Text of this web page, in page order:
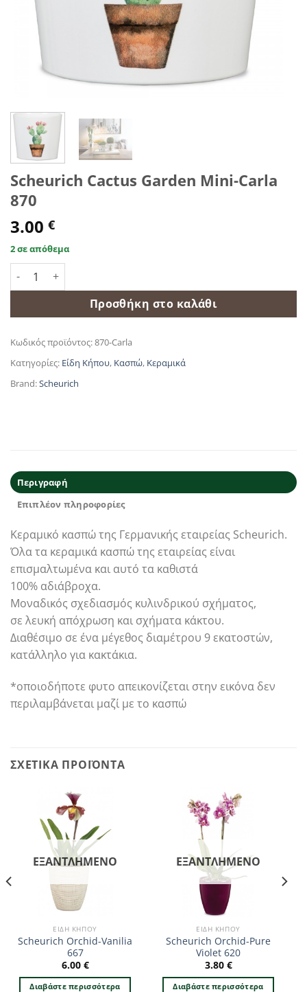
Scheurich Cactus Garden Mini-Carla
870
3.00 €
2 σε απόθεμα
Scheurich Cactus Garden Mini-Carla 870 ποσότητα
Προσθήκη στο καλάθι
Κωδικός προϊόντος:870-Carla
Κατηγορίες: Είδη Κήπου, Κασπώ, Κεραμικά
Brand:Scheurich
Περιγραφή
Επιπλέον πληροφορίες
Κεραμικό κασπώ της Γερμανικής εταιρείας Scheurich.
Όλα τα κεραμικά κασπώ της εταιρείας είναι
επισμαλτωμένα και αυτό τα καθιστά
100% αδιάβροχα.
Μοναδικός σχεδιασμός κυλινδρικού σχήματος,
σε λευκή απόχρωση και σχήματα κάκτου.
Διαθέσιμο σε ένα μέγεθος διαμέτρου 9 εκατοστών,
κατάλληλο για κακτάκια.
*οποιοδήποτε φυτο απεικονίζεται στην εικόνα δεν
περιλαμβάνεται μαζί με το κασπώ
ΣΧΕΤΙΚΆ ΠΡΟΪΌΝΤΑ
ΕΞΑΝΤΛΗΜΈΝΟ
ΕΊΔΗ ΚΉΠΟΥ
Scheurich Orchid-Vanilia
667
6.00 €
Διαβάστε περισσότερα
ΕΞΑΝΤΛΗΜΈΝΟ
ΕΊΔΗ ΚΉΠΟΥ
Scheurich Orchid-Pure
Violet 620
3.80 €
Διαβάστε περισσότερα